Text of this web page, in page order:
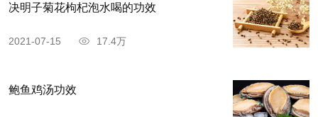
决明子菊花枸杞泡水喝的功效
2021-07-15 17.4万
鲍鱼鸡汤功效